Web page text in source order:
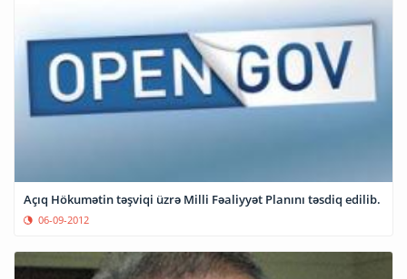
Açıq Hökumətin təşviqi üzrə Milli Fəaliyyət Planını təsdiq edilib.
06-09-2012